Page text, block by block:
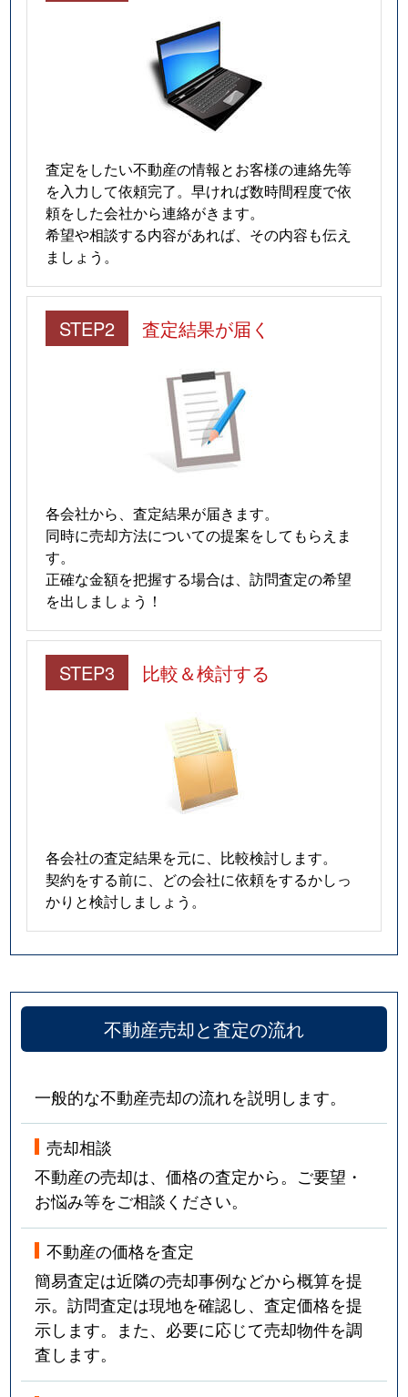
査定をしたい不動産の情報とお客様の連絡先等
を入力して依頼完了。早ければ数時間程度で依
頼をした会社から連絡がきます。
希望や相談する内容があれば、その内容も伝え
ましょう。
STEP2 査定結果が届く
各会社から、査定結果が届きます。
同時に売却方法についての提案をしてもらえま
す。
正確な金額を把握する場合は、訪問査定の希望
を出しましょう！
STEP3 比較＆検討する
各会社の査定結果を元に、比較検討します。
契約をする前に、どの会社に依頼をするかしっ
かりと検討しましょう。
不動産売却と査定の流れ
一般的な不動産売却の流れを説明します。
売却相談
不動産の売却は、価格の査定から。ご要望・
お悩み等をご相談ください。
不動産の価格を査定
簡易査定は近隣の売却事例などから概算を提
示。訪問査定は現地を確認し、査定価格を提
示します。また、必要に応じて売却物件を調
査します。